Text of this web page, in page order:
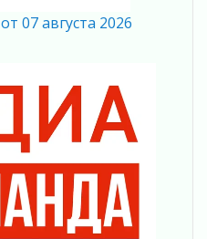
дня рождения
детей и взрослых
День Воздушно-
07 августа 2026